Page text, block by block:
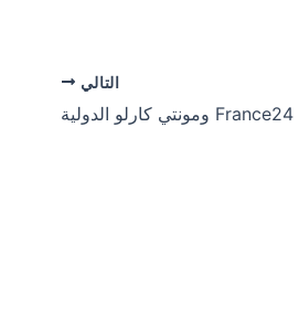
التالي